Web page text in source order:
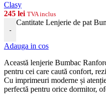
Clasy
245 lei TVA inclus
-
Cantitate Lenjerie de pat
Adauga in cos
Această lenjerie Bumbac
pentru cei care caută confort,
Cu imprimeuri moderne și
perfectă pentru orice dormitor,